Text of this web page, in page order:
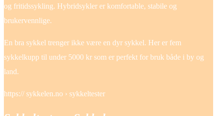
og fritidssykling. Hybridsykler er komfortable, stabile og
brukervennlige.
En bra sykkel trenger ikke være en dyr sykkel. Her er fem
sykkelkupp til under 5000 kr som er perfekt for bruk både i by og
land.
https:// sykkelen.no › sykkeltester